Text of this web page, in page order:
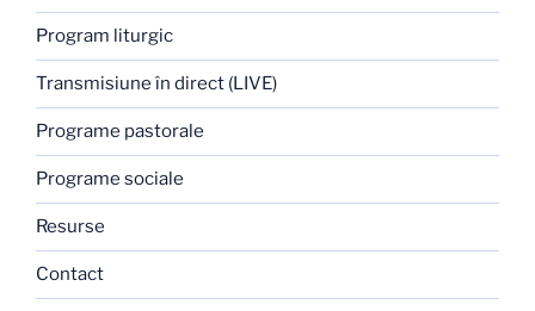
Program liturgic
Transmisiune în direct (LIVE)
Programe pastorale
Programe sociale
Resurse
Contact